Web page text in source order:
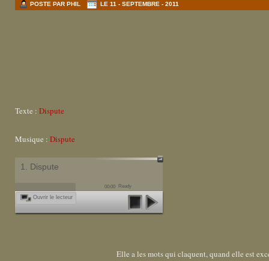
POSTE PAR PHIL LE 11 - SEPTEMBRE - 2011
Texte : Dispute
Musique : Dispute
1. Dispute
00:00 Ready
Ouvrir le lecteur
Elle a les mots qui claquent, quand elle est